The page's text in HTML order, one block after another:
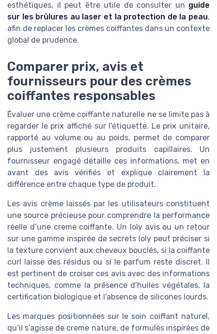
esthétiques, il peut être utile de consulter un guide
sur les brûlures au laser et la protection de la peau,
afin de replacer les crèmes coiffantes dans un contexte
global de prudence.
Comparer prix, avis et
fournisseurs pour des crèmes
coiffantes responsables
Évaluer une crème coiffante naturelle ne se limite pas à
regarder le prix affiché sur l’étiquette. Le prix unitaire,
rapporté au volume ou au poids, permet de comparer
plus justement plusieurs produits capillaires. Un
fournisseur engagé détaille ces informations, met en
avant des avis vérifiés et explique clairement la
différence entre chaque type de produit.
Les avis crème laissés par les utilisateurs constituent
une source précieuse pour comprendre la performance
réelle d’une creme coiffante. Un loly avis ou un retour
sur une gamme inspirée de secrets loly peut préciser si
la texture convient aux cheveux bouclés, si la coiffante
curl laisse des résidus ou si le parfum reste discret. Il
est pertinent de croiser ces avis avec des informations
techniques, comme la présence d’huiles végétales, la
certification biologique et l’absence de silicones lourds.
Les marques positionnées sur le soin coiffant naturel,
qu’il s’agisse de creme nature, de formules inspirées de